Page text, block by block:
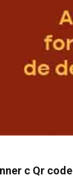
c Qr code